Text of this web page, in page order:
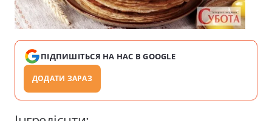
ПІДПИШІТЬСЯ НА НАС В GOOGLE
ДОДАТИ ЗАРАЗ